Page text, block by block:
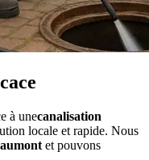
à unecanalisation
locale et rapide. Nous
et pouvons